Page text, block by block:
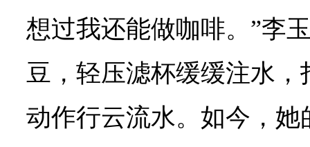
想过我还能做咖啡。”李
豆，轻压滤杯缓缓注水
动作行云流水。如今，